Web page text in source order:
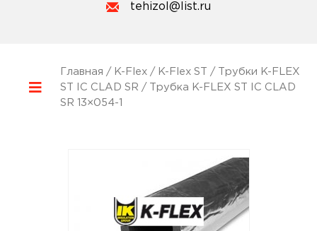
tehizol@list.ru
Главная / K-Flex/ K-Flex ST /
Трубки K-FLEX
ST IC CLAD SR / Трубка K-FLEX ST IC CLAD
SR 13×054-1